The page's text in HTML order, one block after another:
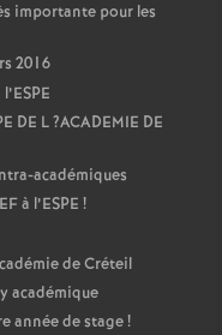
importante pour les
2016
ESPE
DE L?ACADEMIE DE
académiques
à l’ESPE !
de Créteil
académique
année de stage!